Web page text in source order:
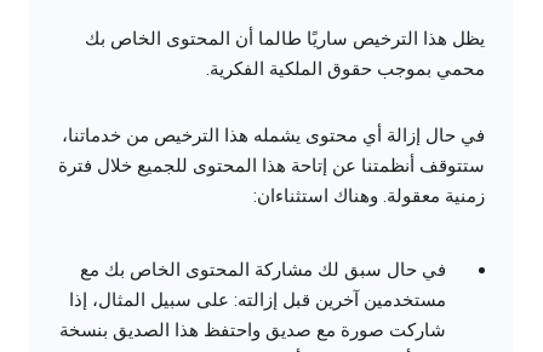
يظل هذا الترخيص ساريًا طالما أن المحتوى الخاص بك
محمي بموجب حقوق الملكية الفكرية.
في حال إزالة أي محتوى يشمله هذا الترخيص من خدماتنا،
ستتوقف أنظمتنا عن إتاحة هذا المحتوى للجميع خلال فترة
زمنية معقولة. وهناك استثناءان:
في حال سبق لك مشاركة المحتوى الخاص بك مع
مستخدمين آخرين قبل إزالته: على سبيل المثال، إذا
شاركت صورة مع صديق واحتفظ هذا الصديق بنسخة